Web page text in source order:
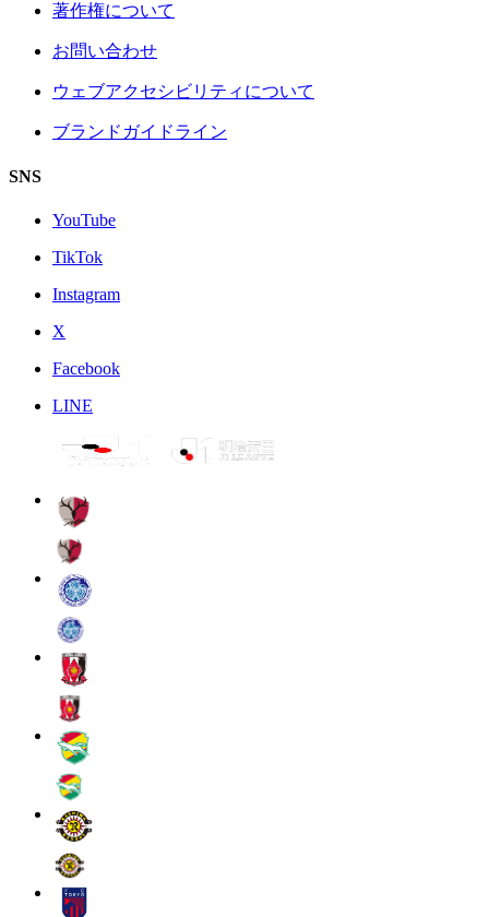
著作権について
お問い合わせ
ウェブアクセシビリティについて
ブランドガイドライン
SNS
YouTube
TikTok
Instagram
X
Facebook
LINE